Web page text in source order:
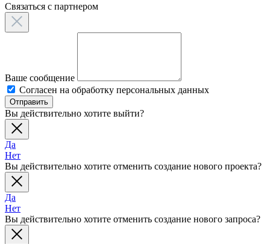
Связаться c партнером
Ваше сообщение
Согласен на обработку персональных данных
Отправить
Вы действительно хотите выйти?
Да
Нет
Вы действительно хотите отменить создание нового проекта?
Да
Нет
Вы действительно хотите отменить создание нового запроса?